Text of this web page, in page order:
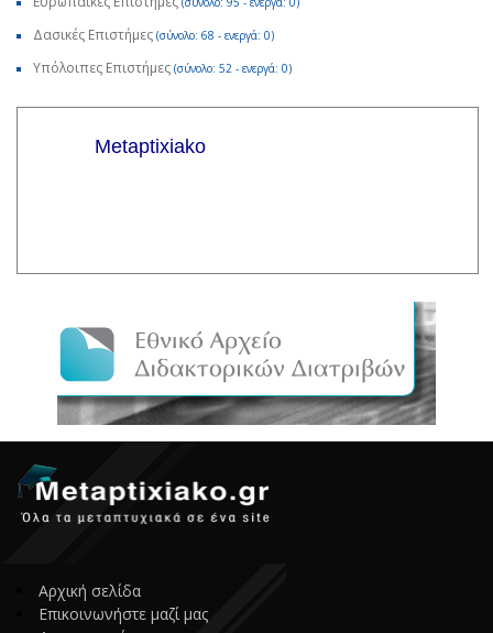
Δασικές Επιστήμες (σύνολο: 68 - ενεργά: 0)
Υπόλοιπες Επιστήμες (σύνολο: 52 - ενεργά: 0)
Αρχική σελίδα
Επικοινωνήστε μαζί μας